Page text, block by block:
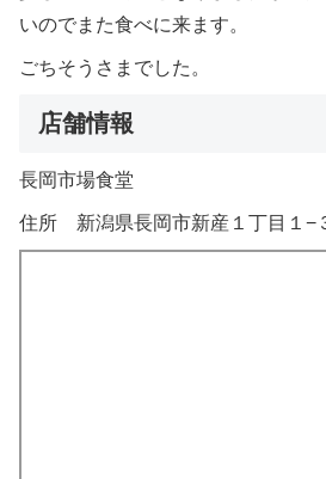
いのでまた食べに来ます。
ごちそうさまでした。
店舗情報
長岡市場食堂
住所 新潟県長岡市新産１丁目１−